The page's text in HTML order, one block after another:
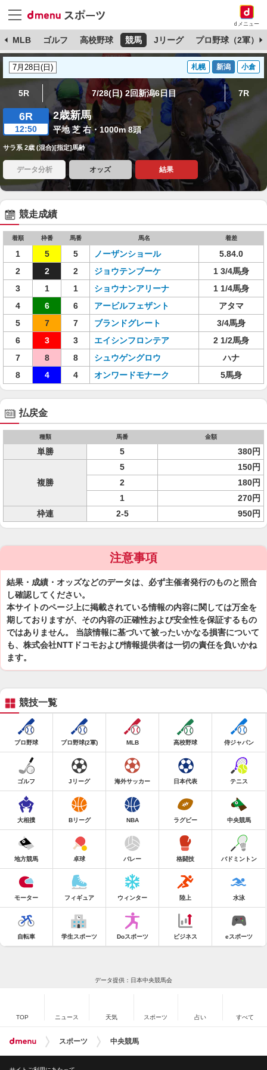
dメニュー
MLB ゴルフ 高校野球 競馬 Jリーグ プロ野球（2軍）
札幌 新潟 小倉
5R 7/28(日) 2回新潟6日目 7R
6R
12:50
2歳新馬
平地 芝 右・1000m 8頭
サラ系 2歳 (混合)[指定]馬齢
データ分析 オッズ 結果
競走成績
着順 枠番 馬番 馬名 着差
1 5 5 ノーザンショール
5.84.0
2
2 2 ジョウテンブーケ
1 3/4馬身
3
1 1 ショウナンアリーナ
1 1/4馬身
4
6 6 アービルフェザント
アタマ
5
7 7 ブランドグレート
3/4馬身
6
3 3 エイシンフロンテア
2 1/2馬身
7
8 8 シュウゲングロウ
ハナ
8
4 4 オンワードモナーク 5馬身
払戻金
種類 馬番 金額
単勝 5 380円
複勝
5
150円
2
180円
1
270円
枠連
2-5 950円
注意事項
結果・成績・オッズなどのデータは、必ず主催者発行のものと照合
し確認してください。
本サイトのページ上に掲載されている情報の内容に関しては万全を
期しておりますが、その内容の正確性および安全性を保証するもの
ではありません。 当該情報に基づいて被ったいかなる損害について
も、株式会社NTTドコモおよび情報提供者は一切の責任を負いかね
ます。
競技一覧
プロ野球 プロ野球(2軍) MLB 高校野球 侍ジャパン
ゴルフ Jリーグ 海外サッカー 日本代表 テニス
大相撲 Bリーグ NBA ラグビー 中央競馬
地方競馬 卓球 バレー 格闘技 バドミントン
モーター フィギュア ウィンター 陸上 水泳
自転車 学生スポーツ Doスポーツ ビジネス eスポーツ
データ提供：日本中央競馬会
TOP ニュース 天気 スポーツ 占い すべて
スポーツ 中央競馬